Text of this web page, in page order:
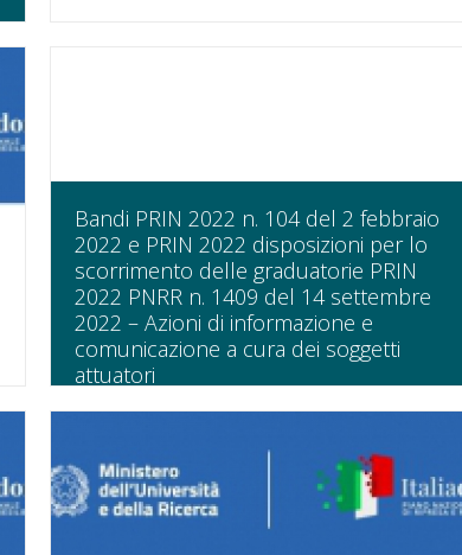
Bandi PRIN 2022 n. 104 del 2 febbraio
2022 e PRIN 2022 disposizioni per lo
scorrimento delle graduatorie PRIN
2022 PNRR n. 1409 del 14 settembre
2022 – Azioni di informazione e
comunicazione a cura dei soggetti
attuatori